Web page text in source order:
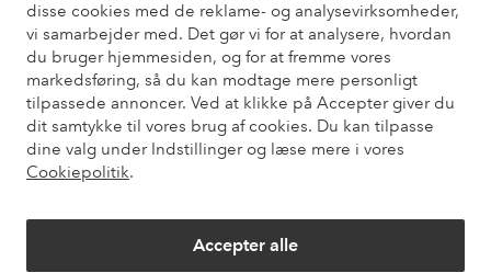
disse cookies med de reklame- og analysevirksomheder,
vi samarbejder med. Det gør vi for at analysere, hvordan
du bruger hjemmesiden, og for at fremme vores
markedsføring, så du kan modtage mere personligt
tilpassede annoncer. Ved at klikke på Accepter giver du
dit samtykke til vores brug af cookies. Du kan tilpasse
dine valg under Indstillinger og læse mere i vores
Cookiepolitik.
Accepter alle
Sikre betalinger - betal nu eller del op
Vil du vide mere om vores betalingsmuligheder
elpy elpy
Facebook Instagram Pinterest Youtube